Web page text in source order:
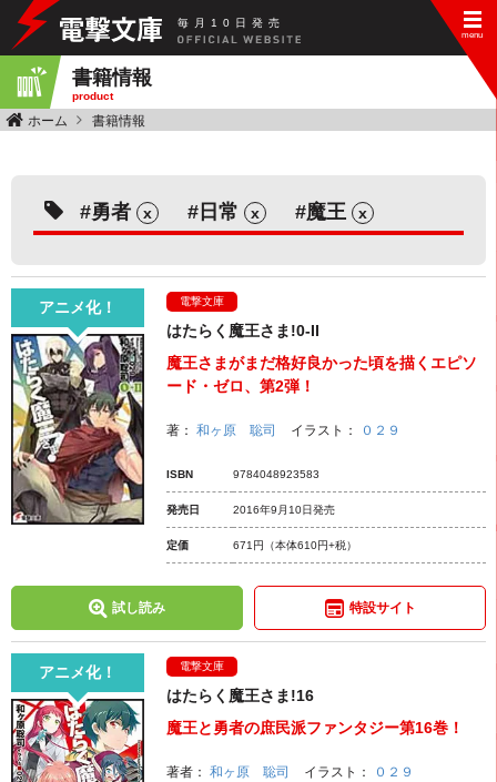
毎 月 10 日 発 売
書籍情報
product
ホーム 書籍情報
勇者 x 日常 x 魔王 x
アニメ化！ 電撃文庫
はたらく魔王さま!0-II
魔王さまがまだ格好良かった頃を描くエピソ
ード・ゼロ、第2弾！
著： 和ヶ原 聡司 イラスト： ０２９
ISBN 9784048923583
発売日 2016年9月10日発売
定価 671円 （本体610円+税）
試し読み 特設サイト
アニメ化！ 電撃文庫
はたらく魔王さま!16
魔王と勇者の庶民派ファンタジー第16巻！
著者： 和ヶ原 聡司 イラスト： ０２９